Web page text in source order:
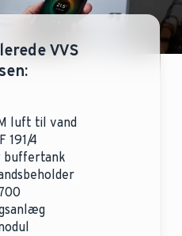
VVS
luft til vand
191/4
buffertank